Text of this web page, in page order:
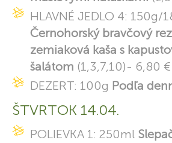
HLAVNÉ JEDLO 4: 150g/
Černohorský bravčový
zemiaková kaša s
šalátom (1,3,7,10)- 6,80 €
DEZERT: 100g Podľa
ŠTVRTOK 14.04.
POLIEVKA 1: 250ml